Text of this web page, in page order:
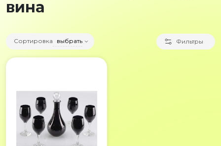
вина
Сортировка выбрать Фильтры